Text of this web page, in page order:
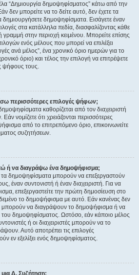
“Δημιουργία δημοψηφίσματος” κάτω από την
δεν μπορείτε να το δείτε αυτό, δεν έχετε τα
δημιουργήσετε δημοψηφίσματα. Εισάγετε έναν
στα κατάλληλα πεδία, διασφαλίζοντας κάθε
γραμμή στην περιοχή κειμένου. Μπορείτε επίσης
ενός μέλους που μπορεί να επιλέξει
ανά μέλος”, ένα χρονικό όριο ημερών για το
όριο) και τέλος την επιλογή να επιτρέψετε
ψήφους τους.
περισσότερες επιλογές ψήφων;
καθορίζεται από τον διαχειριστή
νομίζετε ότι χρειάζονται περισσότερες
από το επιτρεπόμενο όριο, επικοινωνείτε
συζητήσεων.
ή να διαγράψω ένα δημοψήφισμα;
τα δημοψηφίσματα μπορούν να επεξεργαστούν
έναν συντονιστή ή έναν διαχειριστή. Για να
επεξεργαστείτε την πρώτη δημοσίευση στο
το δημοψήφισμα με αυτό. Εάν κανένας δεν
μπορούν να διαγράψουν το δημοψήφισμα ή να
του δημοψηφίσματος. Ωστόσο, εάν κάποιο μέλος
ή οι διαχειριστές μπορούν να το
Αυτό αποτρέπει τις επιλογές
εν εξελίξει ενός δημοψηφίσματος.
Δ. Συζήτηση;